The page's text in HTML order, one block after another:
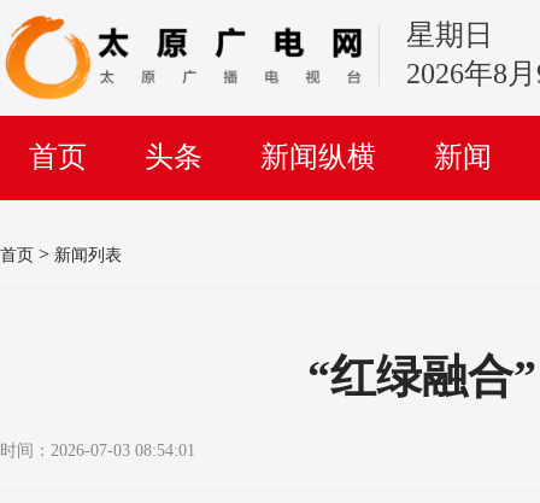
星期日
2026年8
首页 头条 新闻纵横 新闻
首页 > 新闻列表
“红绿融合
时间：2026-07-03 08:54:01